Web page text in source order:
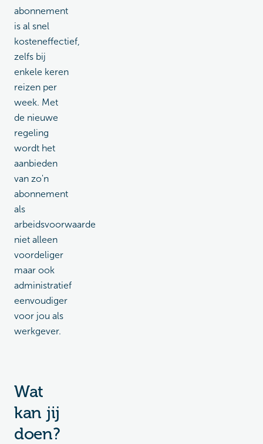
abonnement
is al snel
kosteneffectief,
zelfs bij
enkele keren
reizen per
week. Met
de nieuwe
regeling
wordt het
aanbieden
van zo'n
abonnement
als
arbeidsvoorwaarde
niet alleen
voordeliger
maar ook
administratief
eenvoudiger
voor jou als
werkgever.
Wat
kan jij
doen?